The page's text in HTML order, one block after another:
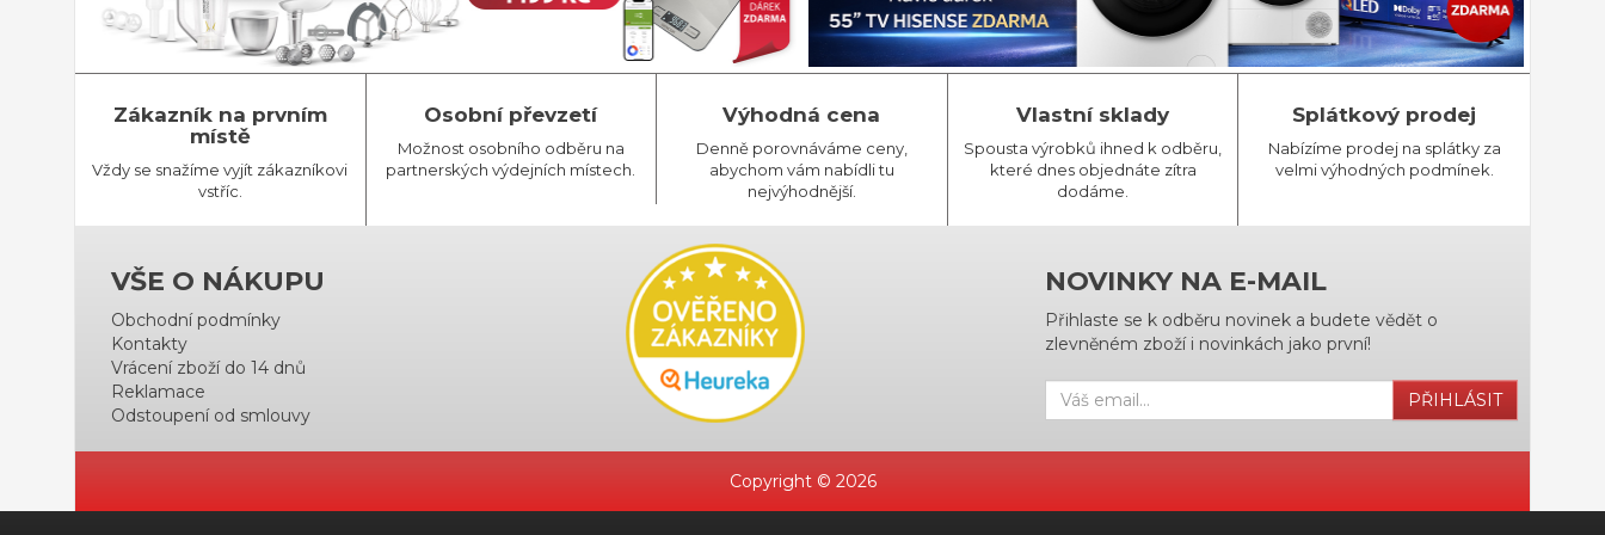
Zákazník na prvním
místě
Vždy se snažíme vyjít zákazníkovi
vstříc.
Osobní převzetí
Možnost osobního odběru na
partnerských výdejních místech.
Výhodná cena
Denně porovnáváme ceny,
abychom vám nabídli tu
nejvýhodnější.
Vlastní sklady
Spousta výrobků ihned k odběru,
které dnes objednáte zítra
dodáme.
Splátkový prodej
Nabízíme prodej na splátky za
velmi výhodných podmínek.
VŠE O NÁKUPU
Obchodní podmínky
Kontakty
Vrácení zboží do 14 dnů
Reklamace
Odstoupení od smlouvy
NOVINKY NA E-MAIL
Přihlaste se k odběru novinek a budete vědět o
zlevněném zboží i novinkách jako první!
PŘIHLÁSIT
Copyright © 2026